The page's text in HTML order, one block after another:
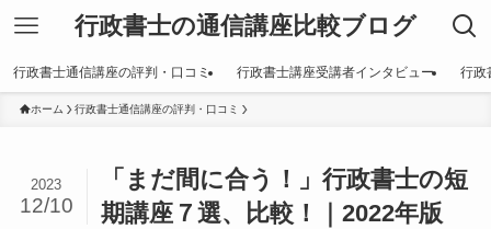
行政書士の通信講座比較ブログ
行政書士通信講座の評判・口コミ 行政書士講座受講者インタビュー 行政
ホーム 行政書士通信講座の評判・口コミ
「まだ間に合う！」行政書士の短
期講座７選、比較！｜2022年版
2023
12/10